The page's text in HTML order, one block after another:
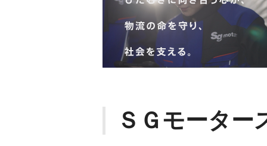
ＳＧモーター